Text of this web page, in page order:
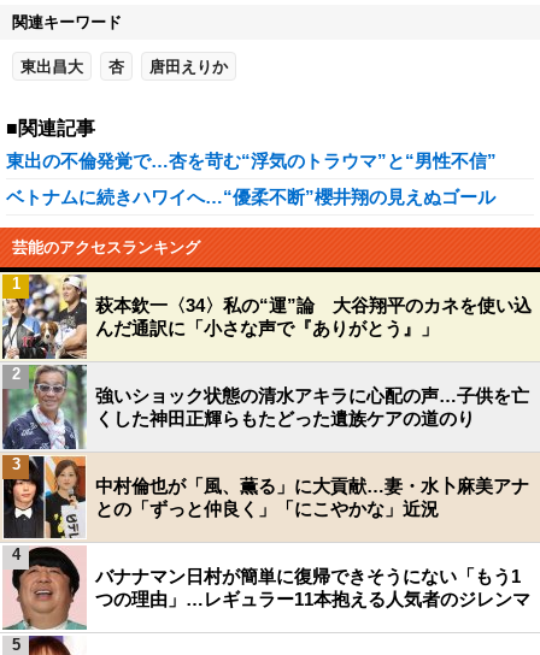
関連キーワード
東出昌大 杏 唐田えりか
■関連記事
東出の不倫発覚で…杏を苛む“浮気のトラウマ”と“男性不信”
ベトナムに続きハワイへ…“優柔不断”櫻井翔の見えぬゴール
芸能のアクセスランキング
萩本欽一〈34〉私の“運”論 大谷翔平のカネを使い込
んだ通訳に「小さな声で『ありがとう』」
1
強いショック状態の清水アキラに心配の声…子供を亡
くした神田正輝らもたどった遺族ケアの道のり
2
中村倫也が「風、薫る」に大貢献…妻・水卜麻美アナ
との「ずっと仲良く」「にこやかな」近況
3
バナナマン日村が簡単に復帰できそうにない「もう1
つの理由」…レギュラー11本抱える人気者のジレンマ
4
5